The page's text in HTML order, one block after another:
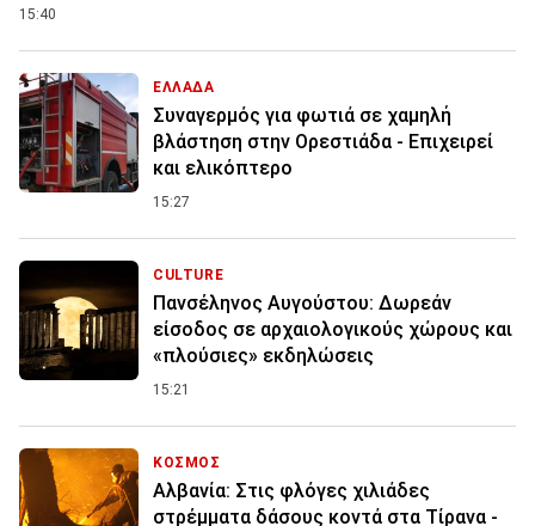
15:40
ΕΛΛΑΔΑ
Συναγερμός για φωτιά σε χαμηλή
βλάστηση στην Ορεστιάδα - Επιχειρεί
και ελικόπτερο
15:27
CULTURE
Πανσέληνος Αυγούστου: Δωρεάν
είσοδος σε αρχαιολογικούς χώρους και
«πλούσιες» εκδηλώσεις
15:21
ΚΟΣΜΟΣ
Αλβανία: Στις φλόγες χιλιάδες
στρέμματα δάσους κοντά στα Τίρανα -